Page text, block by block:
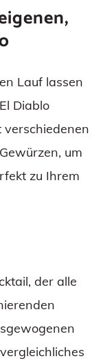
Lauf lassen
Diablo
verschiedenen
um
zu Ihrem
der alle